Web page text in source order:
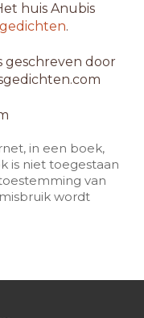
huis Anubis
.
geschreven door
in een boek,
is niet toegestaan
van
wordt